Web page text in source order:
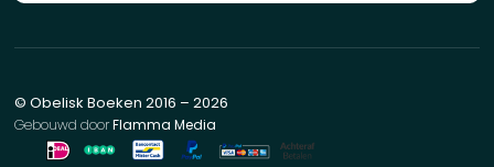
© Obelisk Boeken 2016 – 2026
Gebouwd doorFlamma Media